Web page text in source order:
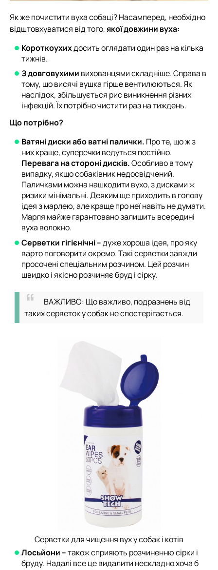
Як же почистити вуха собаці? Насамперед, необхідно
відштовхуватися від того,якої довжини вуха:
Короткоухихдосить оглядати один раз на кілька
тижнів.
З довговухими вихованцями складніше. Справа в
тому, що висячі вушка гірше вентилюються. Як
наслідок, збільшується рис виникнення різних
інфекцій. Їх потрібно чистити раз на тиждень.
Що потрібно?
Ватяні диски або ватні палички. Про те, що ж з
них краще, суперечки ведуться постійно.
Перевага на стороні дисків.Особливо в тому
випадку, якщо собаківник недосвідчений.
Паличками можна нашкодити вухо, з дисками ж
ризики мінімальні. Деяким ще приходить в голову
ідея з марлею, але краще про неї навіть не думати.
Марля майже гарантовано залишить всередині
вуха волокно.
Серветки гігієнічні –дуже хороша ідея, про яку
варто поговорити окремо. Такі серветки завжди
просочені спеціальним розчином. Цей розчин
швидко і якісно розчиняє бруд і сірку.
ВАЖЛИВО: Що важливо, подразнень від
таких серветок у собак не спостерігається.
Серветки для чищення вух у собак і котів
Лосьйони –також сприяють розчиненню сірки і
бруду. Надалі все це видалити нескладно хоча б